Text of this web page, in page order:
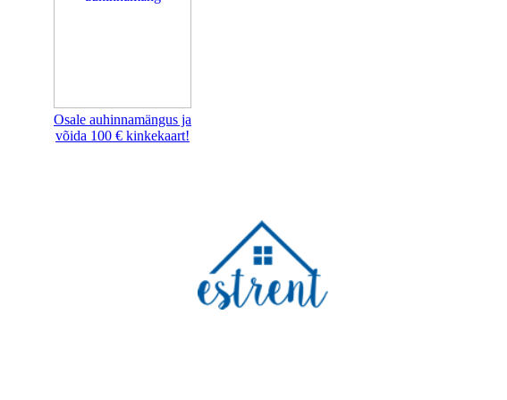
Osale auhinnamängus ja
võida 100 € kinkekaart!